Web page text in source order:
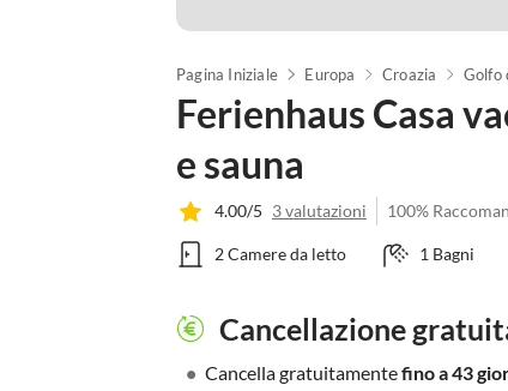
Pagina Iniziale Europa Croazia Golfo
Ferienhaus Casa
e sauna
4.00/5 3 valutazioni 100%
2 Camere da letto 1 Bagni
Cancellazione
• Cancella gratuitamentefino a 43